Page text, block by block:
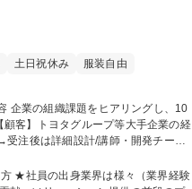
土日祝休み 服装自由
客】トヨタグループ等大手企業の経
オンライン教育と上司との対話等を
★社員の出身業界は様々（業界経験